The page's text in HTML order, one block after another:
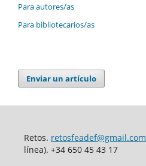
Para autores/as
Para bibliotecarios/as
Enviar un artículo
Retos. retosfeadef@gmail.com
línea). +34 650 45 43 17